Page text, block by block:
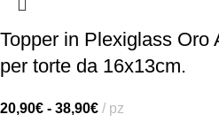
Topper in Plexiglass Oro
per torte da 16x13cm.
20,90€ - 38,90€
pz